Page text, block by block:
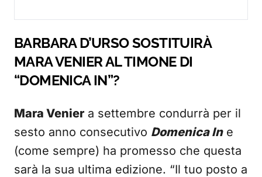
BARBARA D’URSO SOSTITUIRÀ
MARA VENIER AL TIMONE DI
“DOMENICA IN”?
Mara Venier a settembre condurrà per il
sesto anno consecutivo Domenica Ine
(come sempre) ha promesso che questa
sarà la sua ultima edizione. “Il tuo posto a